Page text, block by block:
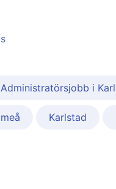
Administratörsjobb i
Karlstad